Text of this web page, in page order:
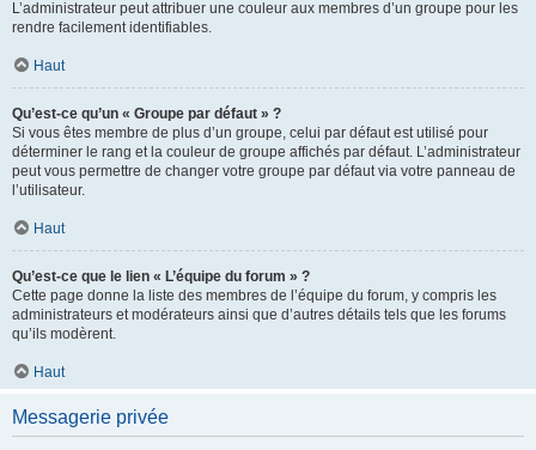
L’administrateur peut attribuer une couleur aux membres d’un groupe pour les
rendre facilement identifiables.
Haut
Qu’est-ce qu’un « Groupe par défaut » ?
Si vous êtes membre de plus d’un groupe, celui par défaut est utilisé pour
déterminer le rang et la couleur de groupe affichés par défaut. L’administrateur
peut vous permettre de changer votre groupe par défaut via votre panneau de
l’utilisateur.
Haut
Qu’est-ce que le lien « L’équipe du forum » ?
Cette page donne la liste des membres de l’équipe du forum, y compris les
administrateurs et modérateurs ainsi que d’autres détails tels que les forums
qu’ils modèrent.
Haut
Messagerie privée